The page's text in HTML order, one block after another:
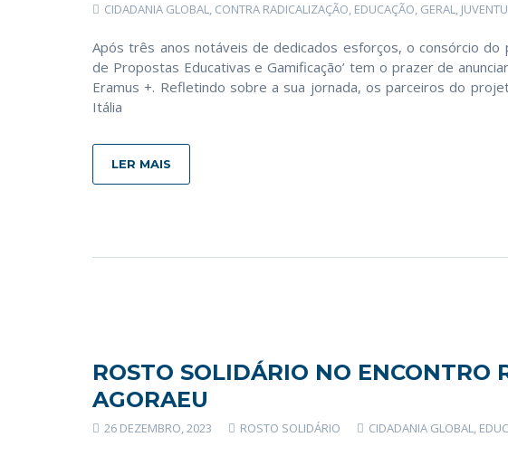
CIDADANIA GLOBAL, CONTRA RADICALIZAÇÃO, EDUCAÇÃO, GERAL,
Após três anos notáveis de dedicados esforços, o consórcio do
de Propostas Educativas e Gamificação’ tem o prazer de
Eramus +. Refletindo sobre a sua jornada, os parceiros do
Itália
LER MAIS
ROSTO SOLIDÁRIO NO ENCONTRO
AGORAEU
26 DEZEMBRO, 2023 ROSTO SOLIDÁRIO CIDADANIA GLOBAL,